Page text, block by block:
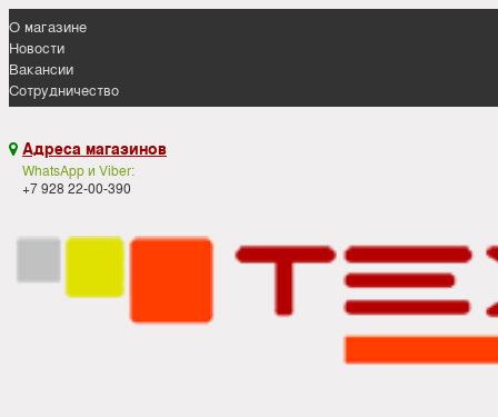
О магазине
Новости
Вакансии
Сотрудничество
 Адреса магазинов
WhatsApp и Viber:
+7 928 22-00-390